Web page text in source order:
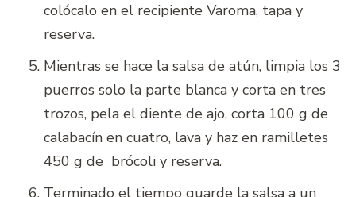
colócalo en el recipiente Varoma, tapa y
reserva.
Mientras se hace la salsa de atún, limpia los 3
puerros solo la parte blanca y corta en tres
trozos, pela el diente de ajo, corta 100 g de
calabacín en cuatro, lava y haz en ramilletes
450 g de brócoli y reserva.
Terminado el tiempo guarde la salsa a un